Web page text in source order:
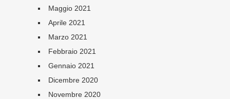
Maggio 2021
Aprile 2021
Marzo 2021
Febbraio 2021
Gennaio 2021
Dicembre 2020
Novembre 2020